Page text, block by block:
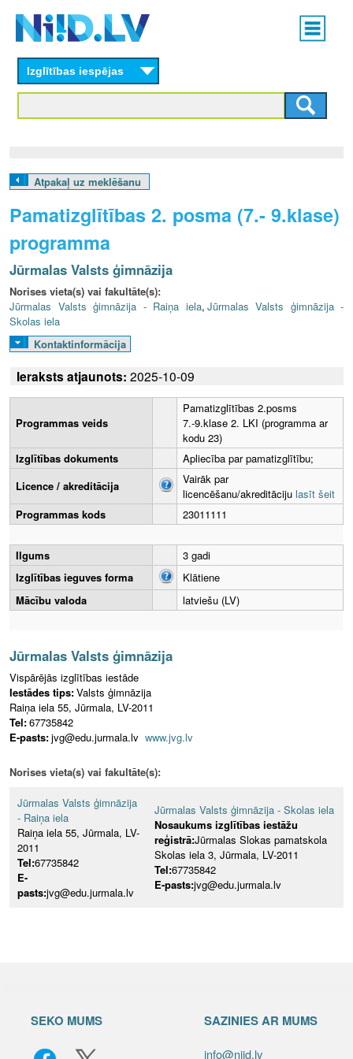
content
Main
menu
L
V
Izglītības iespējas
Atpakaļ uz meklēšanu
Pamatizglītības 2. posma (7.- 9.klase)
programma
Jūrmalas Valsts ģimnāzija
Norises vieta(s) vai fakultāte(s):
Jūrmalas Valsts ģimnāzija - Raiņa iela, Jūrmalas Valsts ģimnāzija -
Skolas iela
Kontaktinformācija
Ieraksts atjaunots: 2025-10-09
Programmas veids
Pamatizglītības 2.posms
7.-9.klase 2. LKI (programma ar
kodu 23)
Izglītības dokuments
Apliecība par pamatizglītību;
Licence / akreditācija
Vairāk par
licencēšanu/akreditāciju lasīt šeit
Programmas kods
23011111
Ilgums
3 gadi
Izglītības ieguves forma
Klātiene
Mācību valoda
latviešu (LV)
Jūrmalas Valsts ģimnāzija
Vispārējās izglītības iestāde
Iestādes tips:Valsts ģimnāzija
Raiņa iela 55, Jūrmala, LV-2011
Tel:67735842
E-pasts:jvg@edu.jurmala.lv www.jvg.lv
Norises vieta(s) vai fakultāte(s):
Jūrmalas Valsts ģimnāzija
- Raiņa iela
Raiņa iela 55, Jūrmala, LV-
2011
Tel:67735842
E-
pasts:jvg@edu.jurmala.lv
Jūrmalas Valsts ģimnāzija - Skolas iela
Nosaukums izglītības iestāžu
reģistrā:Jūrmalas Slokas pamatskola
Skolas iela 3, Jūrmala, LV-2011
Tel:67735842
E-pasts:jvg@edu.jurmala.lv
SEKO MUMS SAZINIES AR MUMS
info@niid.lv